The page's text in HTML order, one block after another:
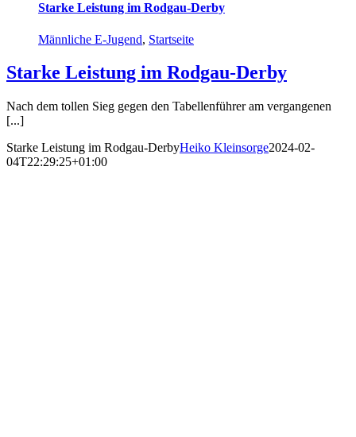
Starke Leistung im Rodgau-Derby
Männliche E-Jugend, Startseite
Starke Leistung im Rodgau-Derby
Nach dem tollen Sieg gegen den Tabellenführer am vergangenen
[...]
Starke Leistung im Rodgau-DerbyHeiko Kleinsorge2024-02-
04T22:29:25+01:00